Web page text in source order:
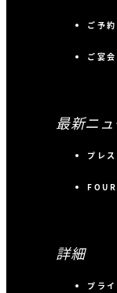
ご予
ご宴
最新ニ
プレ
詳細
プラ